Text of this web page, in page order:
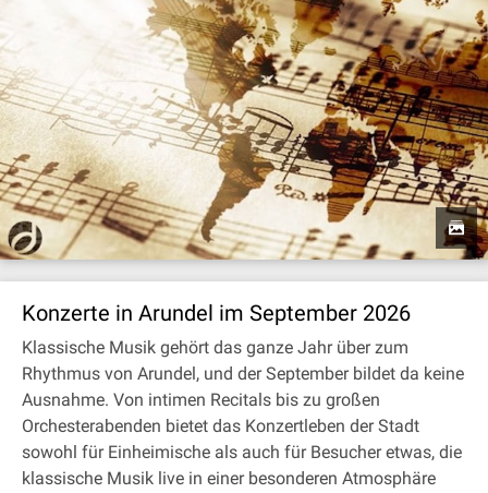
Konzerte in Arundel im September 2026
Klassische Musik gehört das ganze Jahr über zum
Rhythmus von Arundel, und der September bildet da keine
Ausnahme. Von intimen Recitals bis zu großen
Orchesterabenden bietet das Konzertleben der Stadt
sowohl für Einheimische als auch für Besucher etwas, die
klassische Musik live in einer besonderen Atmosphäre